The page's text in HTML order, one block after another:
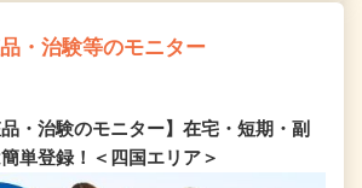
・治験等のモニター
品・治験のモニター】在宅・短期・副
単登録！＜四国エリア＞